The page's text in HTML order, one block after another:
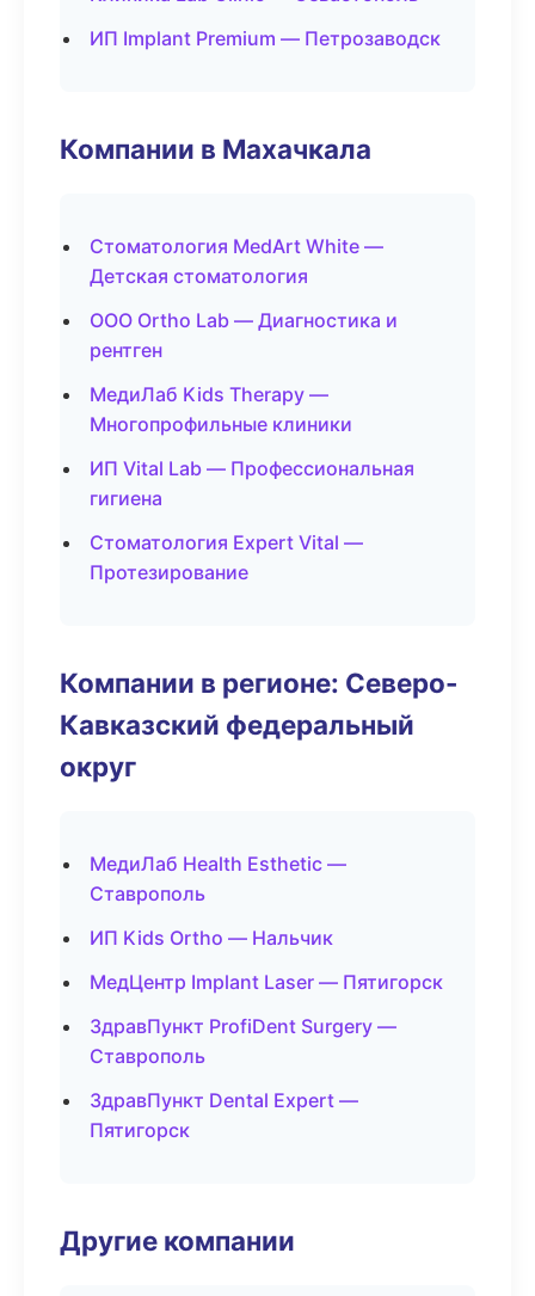
ИП Implant Premium — Петрозаводск
Компании в Махачкала
Стоматология MedArt White —
Детская стоматология
ООО Ortho Lab — Диагностика и
рентген
МедиЛаб Kids Therapy —
Многопрофильные клиники
ИП Vital Lab — Профессиональная
гигиена
Стоматология Expert Vital —
Протезирование
Компании в регионе: Северо-
Кавказский федеральный
округ
МедиЛаб Health Esthetic —
Ставрополь
ИП Kids Ortho — Нальчик
МедЦентр Implant Laser — Пятигорск
ЗдравПункт ProfiDent Surgery —
Ставрополь
ЗдравПункт Dental Expert —
Пятигорск
Другие компании